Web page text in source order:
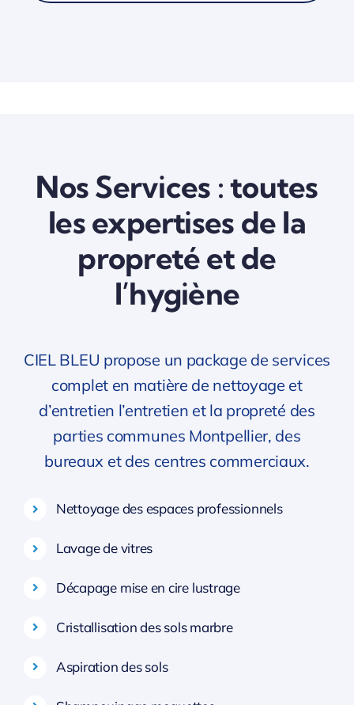
Nos Services : toutes
les expertises de la
propreté et de
l’hygiène
CIEL BLEU propose un package de services
complet en matière de nettoyage et
d’entretien l’entretien et la propreté des
parties communes Montpellier, des
bureaux et des centres commerciaux.
Nettoyage des espaces professionnels
Lavage de vitres
Décapage mise en cire lustrage
Cristallisation des sols marbre
Aspiration des sols